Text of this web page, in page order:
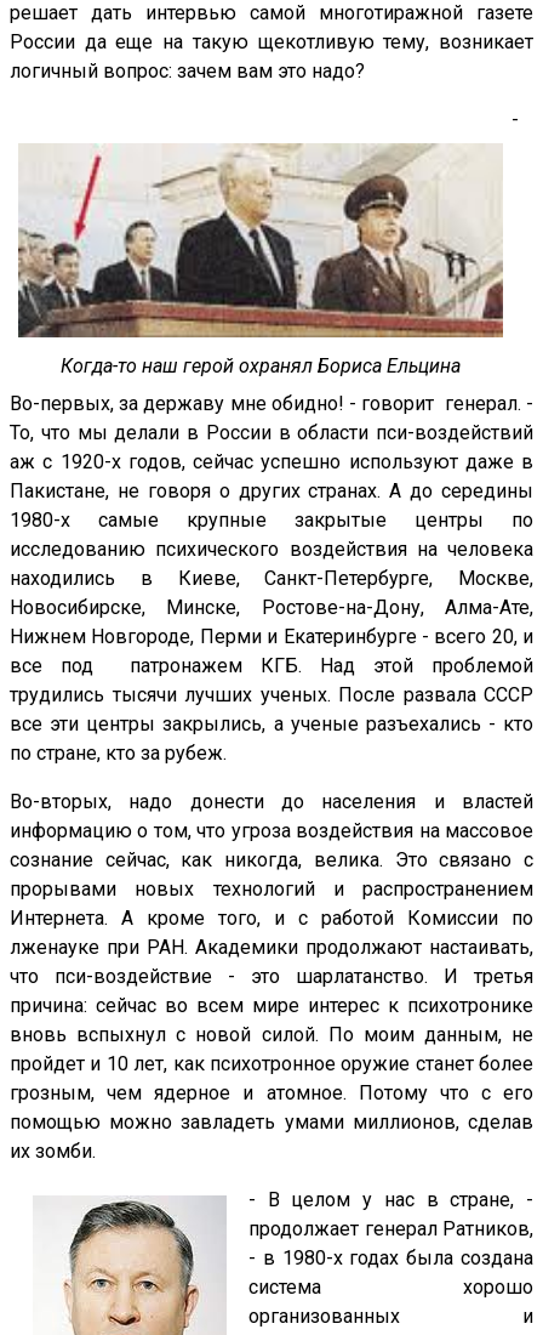
решает дать интервью самой многотиражной газете
России да еще на такую щекотливую тему, возникает
логичный вопрос: зачем вам это надо?
Когда-то наш герой охранял Бориса Ельцина
-
Во-первых, за державу мне обидно! - говорит генерал. -
То, что мы делали в России в области пси-воздействий
аж с 1920-х годов, сейчас успешно используют даже в
Пакистане, не говоря о других странах. А до середины
1980-х самые крупные закрытые центры по
исследованию психического воздействия на человека
находились в Киеве, Санкт-Петербурге, Москве,
Новосибирске, Минске, Ростове-на-Дону, Алма-Ате,
Нижнем Новгороде, Перми и Екатеринбурге - всего 20, и
все под патронажем КГБ. Над этой проблемой
трудились тысячи лучших ученых. После развала СССР
все эти центры закрылись, а ученые разъехались - кто
по стране, кто за рубеж.
Во-вторых, надо донести до населения и властей
информацию о том, что угроза воздействия на массовое
сознание сейчас, как никогда, велика. Это связано с
прорывами новых технологий и распространением
Интернета. А кроме того, и с работой Комиссии по
лженауке при РАН. Академики продолжают настаивать,
что пси-воздействие - это шарлатанство. И третья
причина: сейчас во всем мире интерес к психотронике
вновь вспыхнул с новой силой. По моим данным, не
пройдет и 10 лет, как психотронное оружие станет более
грозным, чем ядерное и атомное. Потому что с его
помощью можно завладеть умами миллионов, сделав
их зомби.
- В целом у нас в стране, -
продолжает генерал Ратников,
- в 1980-х годах была создана
система хорошо
организованных и